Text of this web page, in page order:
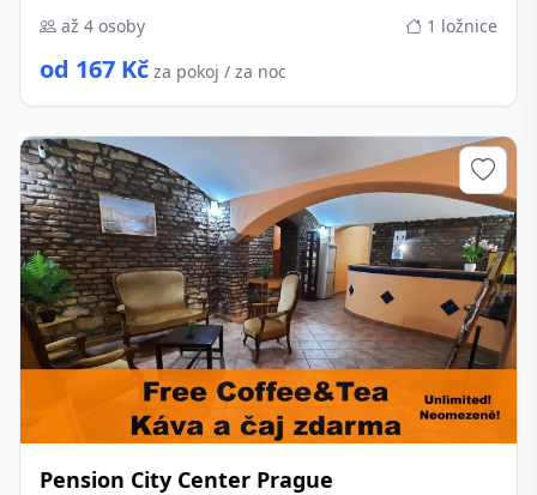
až 4 osoby
1 ložnice
od 167 Kč za pokoj / za noc
Pension City Center Prague